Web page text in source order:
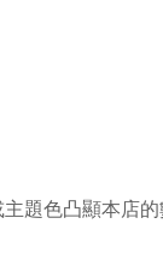
題色凸顯本店